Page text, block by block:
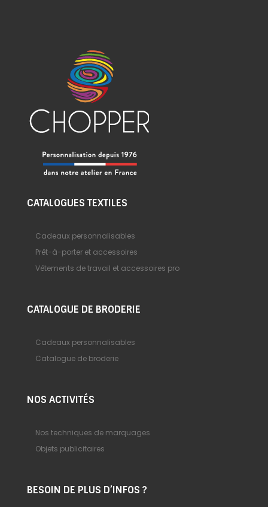
CATALOGUES TEXTILES
Cadeaux personnalisables
Prêt-à-porter et accessoires
Vêtements de travail et accessoires pro
CATALOGUE DE BRODERIE
Cadeaux personnalisables
Catalogue de broderie
NOS ACTIVITÉS
Nos techniques de marquages
Objets publicitaires
BESOIN DE PLUS D’INFOS ?